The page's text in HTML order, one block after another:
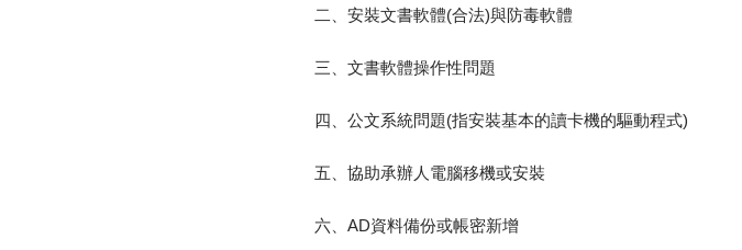
二、安裝文書軟體(合法)與防毒軟體
三、文書軟體操作性問題
四、公文系統問題(指安裝基本的讀卡機的驅動程式)
五、協助承辦人電腦移機或安裝
六、AD資料備份或帳密新增